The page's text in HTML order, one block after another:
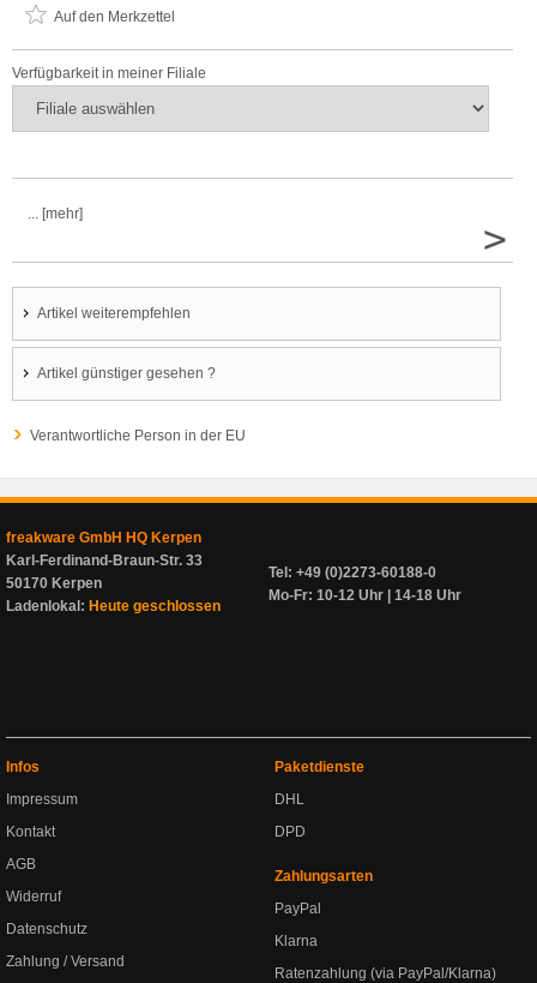
Auf den Merkzettel
Verfügbarkeit in meiner Filiale
... [mehr]
>
Artikel weiterempfehlen
Artikel günstiger gesehen ?
Verantwortliche Person in der EU
freakware GmbH HQ Kerpen
Karl-Ferdinand-Braun-Str. 33
50170 Kerpen
Ladenlokal: Heute geschlossen
Tel: +49 (0)2273-60188-0
Mo-Fr: 10-12 Uhr | 14-18 Uhr
Infos
Impressum
Kontakt
AGB
Widerruf
Datenschutz
Zahlung / Versand
Paketdienste
DHL
DPD
Zahlungsarten
PayPal
Klarna
Ratenzahlung (via PayPal/Klarna)